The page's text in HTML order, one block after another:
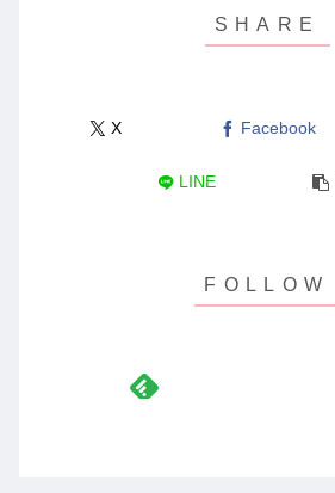
X Facebook
LINE